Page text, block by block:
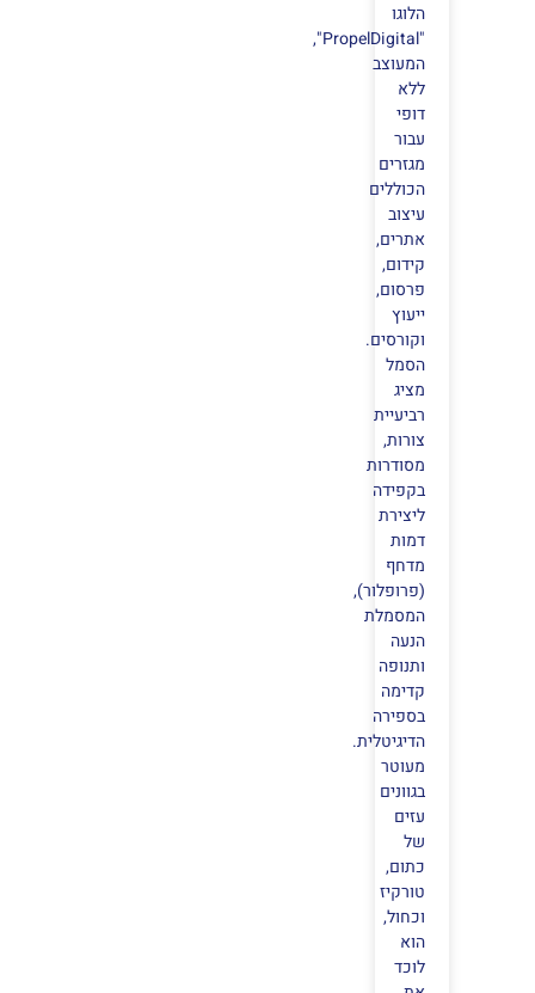
הלוגו
"PropelDigital",
המעוצב
ללא
דופי
עבור
מגזרים
הכוללים
עיצוב
אתרים,
קידום,
פרסום,
ייעוץ
וקורסים.
הסמל
מציג
רביעיית
צורות,
מסודרות
בקפידה
ליצירת
דמות
מדחף
(פרופלור),
המסמלת
הנעה
ותנופה
קדימה
בספירה
הדיגיטלית.
מעוטר
בגוונים
עזים
של
כתום,
טורקיז
וכחול,
הוא
לוכד